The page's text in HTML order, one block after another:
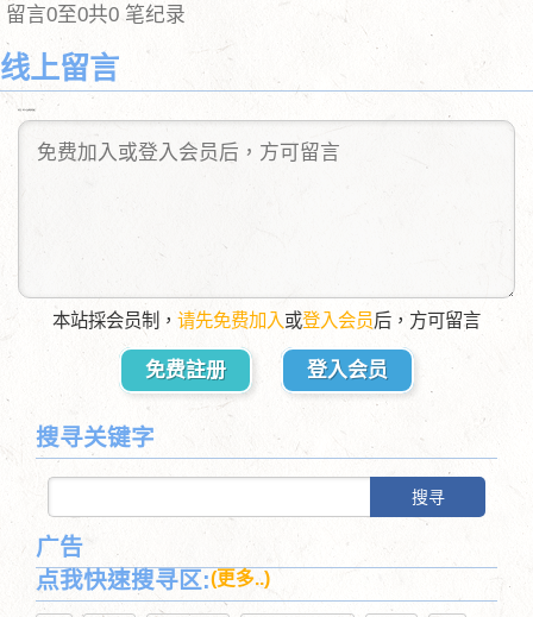
留言0至0共0 笔纪录
线上留言
本站採会员制， 请先免费加入或登入会员后，方可留言
免费註册 登入会员
搜寻关键字
搜寻
广告
点我快速搜寻区:(更多..)